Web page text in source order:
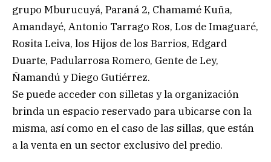
grupo Mburucuyá, Paraná 2, Chamamé Kuña,
Amandayé, Antonio Tarrago Ros, Los de Imaguaré,
Rosita Leiva, los Hijos de los Barrios, Edgard
Duarte, Padularrosa Romero, Gente de Ley,
Ñamandú y Diego Gutiérrez.
Se puede acceder con silletas y la organización
brinda un espacio reservado para ubicarse con la
misma, así como en el caso de las sillas, que están
a la venta en un sector exclusivo del predio.